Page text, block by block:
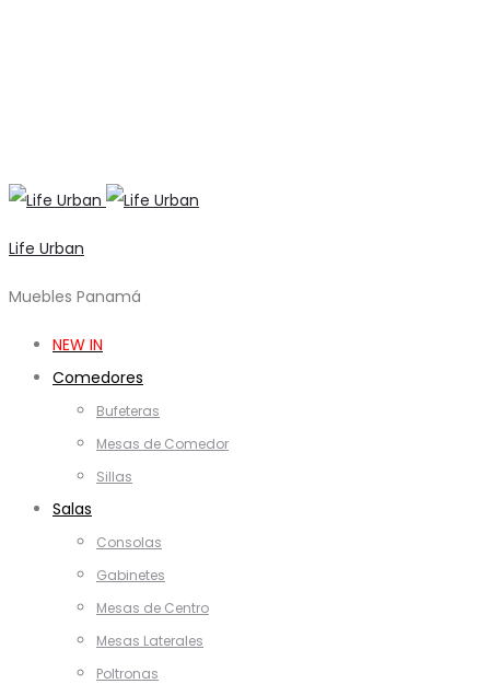
Life Urban
Muebles Panamá
NEW IN
Comedores
Bufeteras
Mesas de Comedor
Sillas
Salas
Consolas
Gabinetes
Mesas de Centro
Mesas Laterales
Poltronas